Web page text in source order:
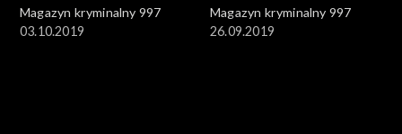
Magazyn kryminalny 997
03.10.2019
Magazyn kryminalny 997
26.09.2019